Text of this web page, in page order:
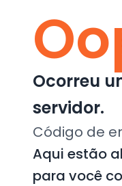
Ocorreu
servidor.
Código de
Aqui estão
para você